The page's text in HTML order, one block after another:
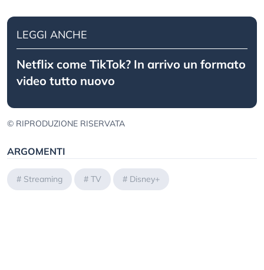
LEGGI ANCHE
Netflix come TikTok? In arrivo un formato
video tutto nuovo
© RIPRODUZIONE RISERVATA
ARGOMENTI
# Streaming # TV # Disney+